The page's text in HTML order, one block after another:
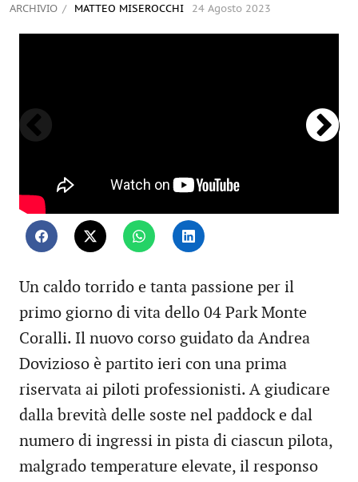
ARCHIVIO MATTEO MISEROCCHI 24 Agosto 2023
Un caldo torrido e tanta passione per il
primo giorno di vita dello 04 Park Monte
Coralli. Il nuovo corso guidato da Andrea
Dovizioso è partito ieri con una prima
riservata ai piloti professionisti. A giudicare
dalla brevità delle soste nel paddock e dal
numero di ingressi in pista di ciascun pilota,
malgrado temperature elevate, il responso